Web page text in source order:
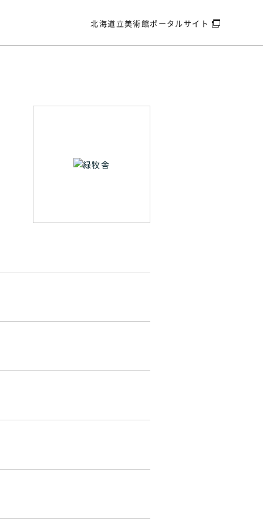
北海道立美術館ポータルサイト